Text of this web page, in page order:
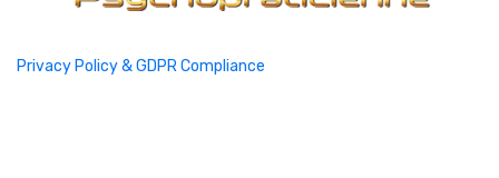
Privacy Policy & GDPR Compliance